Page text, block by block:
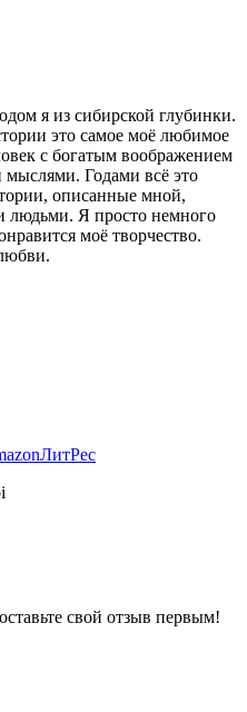
я из сибирской глубинки.
это самое моё любимое
с богатым воображением
мыслями. Годами всё это
описанные мной,
людьми. Я просто немного
моё творчество.
ЛитРес
свой отзыв первым!